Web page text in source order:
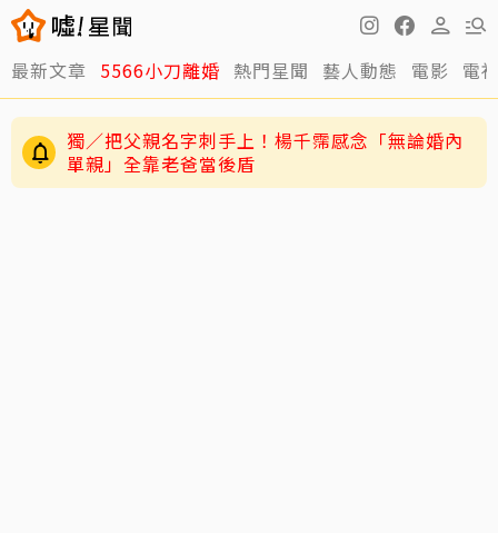
最新文章 5566小刀離婚 熱門星聞 藝人動態 電影 電
獨／把父親名字刺手上！楊千霈感念「無論婚內
單親」全靠老爸當後盾